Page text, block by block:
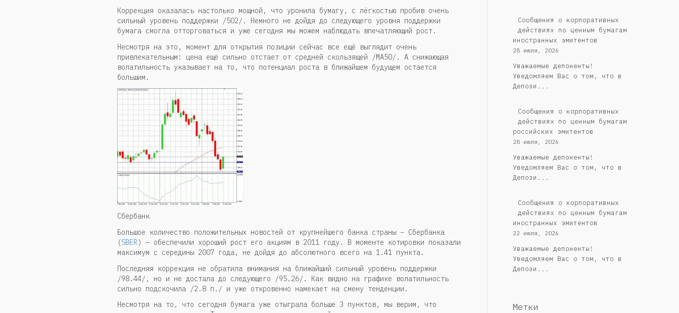
Коррекция оказалась настолько мощной, что уронила бумагу, с лёгкостью пробив очень
сильный уровень поддержки /502/. Немного не дойдя до следующего уровня поддержки
бумага смогла отторговаться и уже сегодня мы можем наблюдать впечатляющий рост.
Несмотря на это, момент для открытия позиции сейчас все ещё выглядит очень
привлекательным: цена ещё сильно отстает от средней скользящей /МА50/. А снижающая
волатильность указывает на то, что потенциал роста в ближайшем будущем остается
большим.
Сбербанк
Большое количество положительных новостей от крупнейшего банка страны – Сбербанка
(SBER) — обеспечили хороший рост его акциям в 2011 году. В моменте котировки показали
максимум с середины 2007 года, не дойдя до абсолютного всего на 1.41 пункта.
Последняя коррекция не обратила внимания на ближайший сильный уровень поддержки
/98.44/, но и не достала до следующего /95.26/. Как видно на графике волатильность
сильно подскочила /2.8 п./ и уже откровенно намекает на смену тенденции.
Несмотря на то, что сегодня бумага уже отыграла больше 3 пунктов, мы верим, что
Сообщения о корпоративных
действиях по ценным бумагам
иностранных эмитентов
28 июля, 2026
Уважаемые депоненты!
Уведомляем Вас о том, что в
Депози...
Cообщения о корпоративных
действиях по ценным бумагам
российских эмитентов
28 июля, 2026
Уважаемые депоненты!
Уведомляем Вас о том, что в
Депози...
Сообщения о корпоративных
действиях по ценным бумагам
иностранных эмитентов
22 июля, 2026
Уважаемые депоненты!
Уведомляем Вас о том, что в
Депози...
Метки